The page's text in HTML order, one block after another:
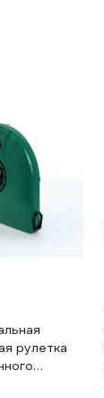
рулетка
SATA